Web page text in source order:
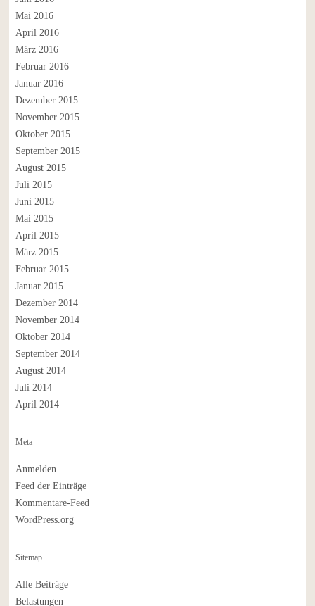
Mai 2016
April 2016
März 2016
Februar 2016
Januar 2016
Dezember 2015
November 2015
Oktober 2015
September 2015
August 2015
Juli 2015
Juni 2015
Mai 2015
April 2015
März 2015
Februar 2015
Januar 2015
Dezember 2014
November 2014
Oktober 2014
September 2014
August 2014
Juli 2014
April 2014
Meta
Anmelden
Feed der Einträge
Kommentare-Feed
WordPress.org
Sitemap
Alle Beiträge
Belastungen